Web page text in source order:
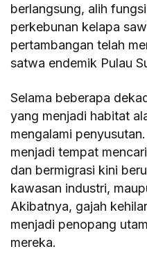
berlangsung, alih
perkebunan kelapa
pertambangan telah
satwa endemik Pulau
Selama beberapa
yang menjadi habitat
mengalami
menjadi tempat
dan bermigrasi kini
kawasan industri,
Akibatnya, gajah
menjadi penopang
mereka.